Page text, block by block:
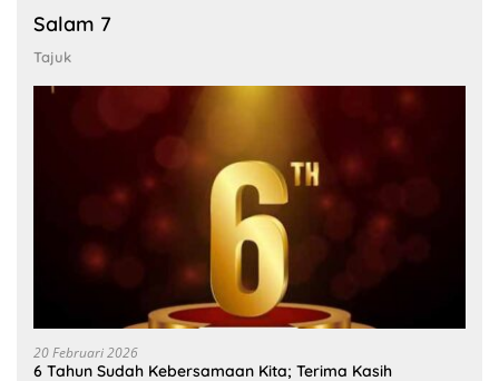
Salam 7
Tajuk
20 Februari 2026
6 Tahun Sudah Kebersamaan Kita; Terima Kasih